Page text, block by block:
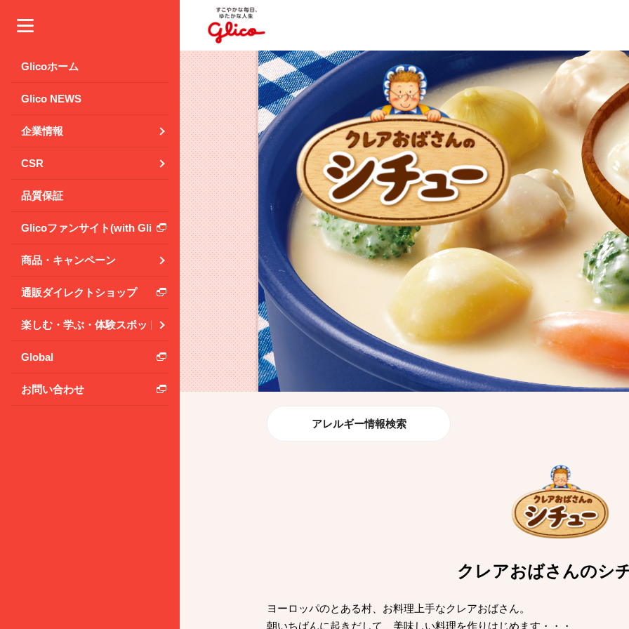
Glicoホーム
Glico NEWS
企業情報
CSR
品質保証
Glicoファンサイト(with Glico Park)
商品・キャンペーン
通販ダイレクトショップ
楽しむ・学ぶ・体験スポット
Global
お問い合わせ
アレルギー情報検索
クレアおばさんのシ
ヨーロッパのとある村、お料理上手なクレアおばさん。
朝いちばんに起きだして、美味しい料理を作りはじめます・・・